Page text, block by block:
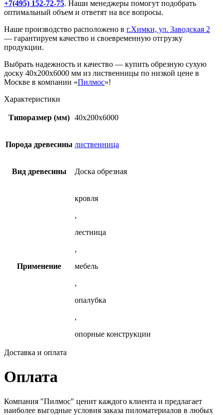
+7(495) 152-72-75. Наши менеджеры помогут подобрать
оптимальный объем и ответят на все вопросы.
Наше производство расположено в г.Химки, ул. Заводская 2
— гарантируем качество и своевременную отгрузку
продукции.
Выбрать надежность и качество — купить обрезную сухую
доску 40х200х6000 мм из лиственницы по низкой цене в
Москве в компании «Пилмос»!
Характеристики
Типоразмер (мм) 40х200х6000
Порода древесины лиственница
Вид древесины Доска обрезная
Применение
кровля
,
лестница
,
мебель
,
опалубка
,
опорные конструкции
Доставка и оплата
Оплата
Компания "Пилмос" ценит каждого клиента и предлагает
наиболее выгодные условия заказа пиломатериалов в любых